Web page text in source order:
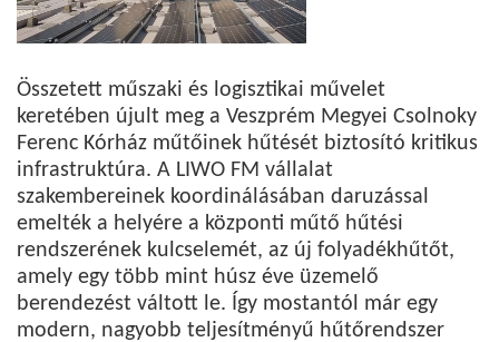
Összetett műszaki és logisztikai művelet
keretében újult meg a Veszprém Megyei Csolnoky
Ferenc Kórház műtőinek hűtését biztosító kritikus
infrastruktúra. A LIWO FM vállalat
szakembereinek koordinálásában daruzással
emelték a helyére a központi műtő hűtési
rendszerének kulcselemét, az új folyadékhűtőt,
amely egy több mint húsz éve üzemelő
berendezést váltott le. Így mostantól már egy
modern, nagyobb teljesítményű hűtőrendszer